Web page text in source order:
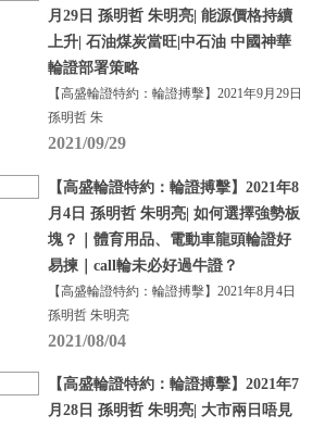
月29日 孫明哲 朱明亮| 能源價格持續
上升| 石油煤炭當旺|中石油 中國神華
輪證部署策略
【高盛輪證特約：輪證搏擊】2021年9月29日
孫明哲 朱
2021/09/29
【高盛輪證特約：輪證搏擊】2021年8
月4日 孫明哲 朱明亮| 如何選擇強勢板
塊？｜體育用品、電動車龍頭輪證好
易揀｜call輪未必好過牛證？
【高盛輪證特約：輪證搏擊】2021年8月4日
孫明哲 朱明亮
2021/08/04
【高盛輪證特約：輪證搏擊】2021年7
月28日 孫明哲 朱明亮| 大市兩日唔見